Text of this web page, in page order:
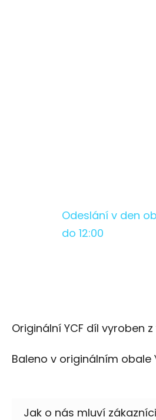
Odeslání v den
do 12:00
Originální YCF díl vyroben
Baleno v originálním obale